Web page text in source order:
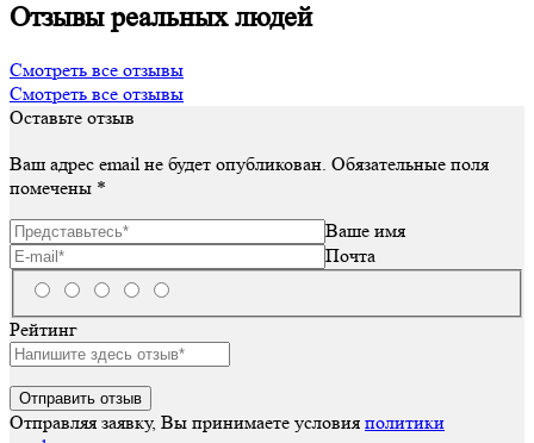
Отзывы реальных людей
Смотреть все отзывы
Смотреть все отзывы
Оставьте отзыв
Ваш адрес email не будет опубликован. Обязательные поля
помечены *
Ваше имя
Почта
Рейтинг
Отправляя заявку, Вы принимаете условия политики